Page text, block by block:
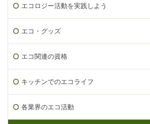
エコロジー活動を実践しよう
エコ・グッズ
エコ関連の資格
キッチンでのエコライフ
各業界のエコ活動